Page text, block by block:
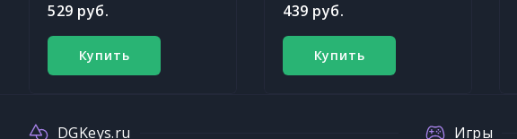
529 руб.
Купить
439 руб.
Купить
DGKeys.ru Игры